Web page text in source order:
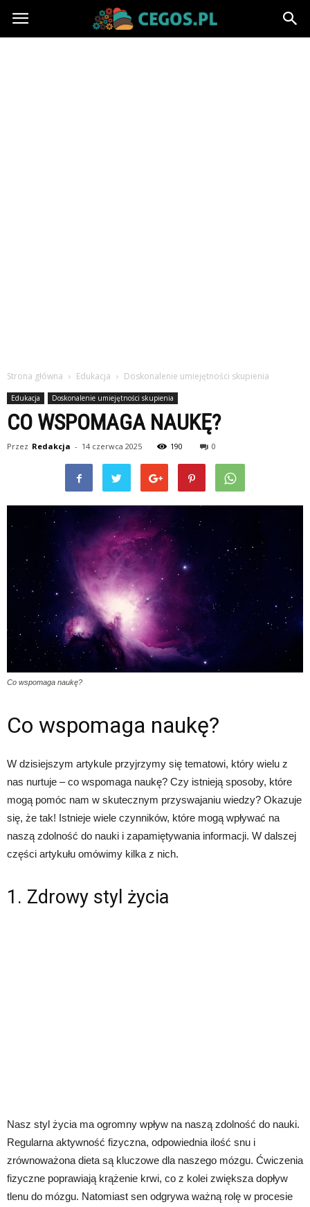
Cegos.pl
Strona główna Edukacja Doskonalenie umiejętności skupienia
Edukacja Doskonalenie umiejętności skupienia
CO WSPOMAGA NAUKĘ?
Przez Redakcja - 14 czerwca 2025 190 0
Co wspomaga naukę?
Co wspomaga naukę?
W dzisiejszym artykule przyjrzymy się tematowi, który wielu z
nas nurtuje – co wspomaga naukę? Czy istnieją sposoby, które
mogą pomóc nam w skutecznym przyswajaniu wiedzy? Okazuje
się, że tak! Istnieje wiele czynników, które mogą wpływać na
naszą zdolność do nauki i zapamiętywania informacji. W dalszej
części artykułu omówimy kilka z nich.
1. Zdrowy styl życia
Nasz styl życia ma ogromny wpływ na naszą zdolność do nauki.
Regularna aktywność fizyczna, odpowiednia ilość snu i
zrównoważona dieta są kluczowe dla naszego mózgu. Ćwiczenia
fizyczne poprawiają krążenie krwi, co z kolei zwiększa dopływ
tlenu do mózgu. Natomiast sen odgrywa ważną rolę w procesie